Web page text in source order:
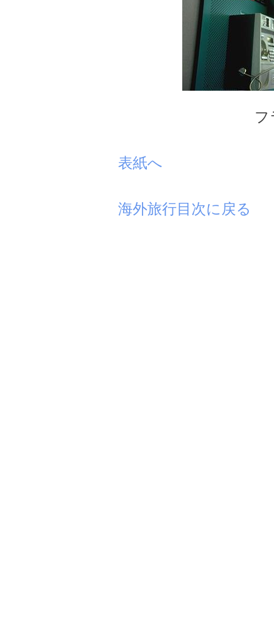
フ
表紙へ
海外旅行目次に戻る